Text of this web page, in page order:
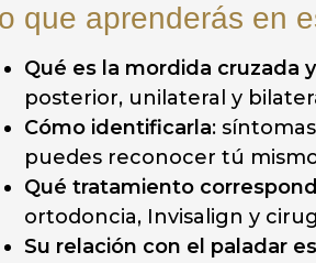
que aprenderás en
Qué es la mordida cruzada
posterior, unilateral y
Cómo identificarla:
puedes reconocer tú
Qué tratamiento
ortodoncia, Invisalign y
Su relación con el paladar